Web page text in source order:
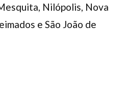
Nilópolis, Nova
e São João de